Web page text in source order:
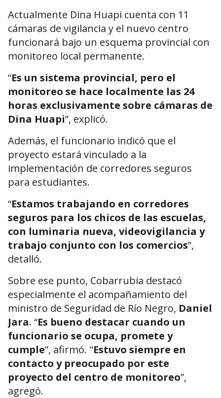
Actualmente Dina Huapi cuenta con 11
cámaras de vigilancia y el nuevo centro
funcionará bajo un esquema provincial con
monitoreo local permanente.
“Es un sistema provincial, pero el
monitoreo se hace localmente las 24
horas exclusivamente sobre cámaras de
Dina Huapi”, explicó.
Además, el funcionario indicó que el
proyecto estará vinculado a la
implementación de corredores seguros
para estudiantes.
“Estamos trabajando en corredores
seguros para los chicos de las escuelas,
con luminaria nueva, videovigilancia y
trabajo conjunto con los comercios”,
detalló.
Sobre ese punto, Cobarrubia destacó
especialmente el acompañamiento del
ministro de Seguridad de Río Negro, Daniel
Jara. “Es bueno destacar cuando un
funcionario se ocupa, promete y
cumple”, afirmó. "Estuvo siempre en
contacto y preocupado por este
proyecto del centro de monitoreo”,
agregó.